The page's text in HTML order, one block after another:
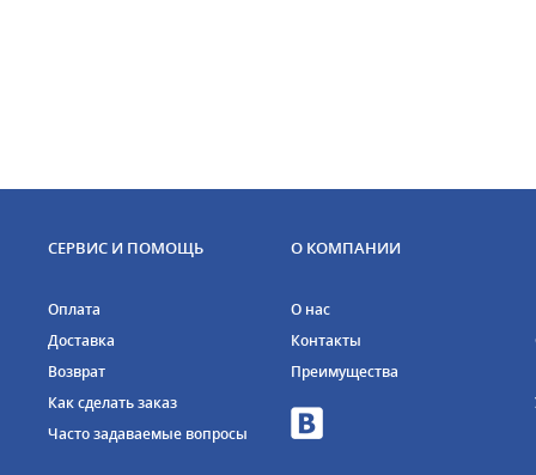
СЕРВИС И ПОМОЩЬ
Оплата
Доставка
Возврат
Как сделать заказ
Часто задаваемые вопросы
О КОМПАНИИ
О нас
Контакты
Преимущества